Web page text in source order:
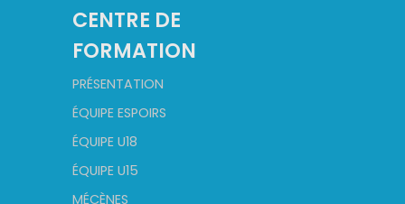
CENTRE DE
FORMATION
PRÉSENTATION
ÉQUIPE ESPOIRS
ÉQUIPE U18
ÉQUIPE U15
MÉCÈNES